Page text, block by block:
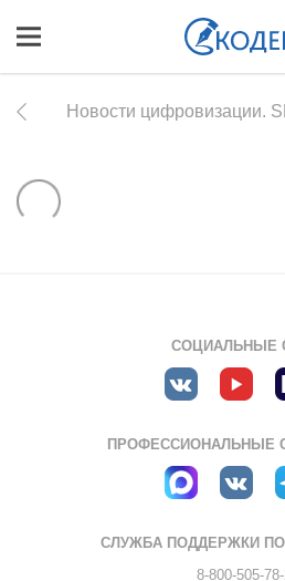
Новости цифровизации.
СОЦИАЛЬНЫЕ
ПРОФЕССИОНАЛЬНЫЕ
СЛУЖБА ПОДДЕРЖКИ
8-800-505-